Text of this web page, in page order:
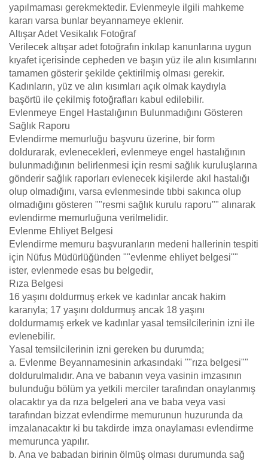
yapılmaması gerekmektedir. Evlenmeyle ilgili mahkeme
kararı varsa bunlar beyannameye eklenir.
Altışar Adet Vesikalık Fotoğraf
Verilecek altışar adet fotoğrafın inkılap kanunlarına uygun
kıyafet içerisinde cepheden ve başın yüz ile alın kısımlarını
tamamen gösterir şekilde çektirilmiş olması gerekir.
Kadınların, yüz ve alın kısımları açık olmak kaydıyla
başörtü ile çekilmiş fotoğrafları kabul edilebilir.
Evlenmeye Engel Hastalığının Bulunmadığını Gösteren
Sağlık Raporu
Evlendirme memurluğu başvuru üzerine, bir form
doldurarak, evlenecekleri, evlenmeye engel hastalığının
bulunmadığının belirlenmesi için resmi sağlık kuruluşlarına
gönderir sağlık raporları evlenecek kişilerde akıl hastalığı
olup olmadığını, varsa evlenmesinde tıbbi sakınca olup
olmadığını gösteren ""resmi sağlık kurulu raporu"" alınarak
evlendirme memurluğuna verilmelidir.
Evlenme Ehliyet Belgesi
Evlendirme memuru başvuranların medeni hallerinin tespiti
için Nüfus Müdürlüğünden ""evlenme ehliyet belgesi""
ister, evlenmede esas bu belgedir,
Rıza Belgesi
16 yaşını doldurmuş erkek ve kadınlar ancak hakim
kararıyla; 17 yaşını doldurmuş ancak 18 yaşını
doldurmamış erkek ve kadınlar yasal temsilcilerinin izni ile
evlenebilir.
Yasal temsilcilerinin izni gereken bu durumda;
a. Evlenme Beyannamesinin arkasındaki ""rıza belgesi""
doldurulmalıdır. Ana ve babanın veya vasinin imzasının
bulunduğu bölüm ya yetkili merciler tarafından onaylanmış
olacaktır ya da rıza belgeleri ana ve baba veya vasi
tarafından bizzat evlendirme memurunun huzurunda da
imzalanacaktır ki bu takdirde imza onaylaması evlendirme
memurunca yapılır.
b. Ana ve babadan birinin ölmüş olması durumunda sağ